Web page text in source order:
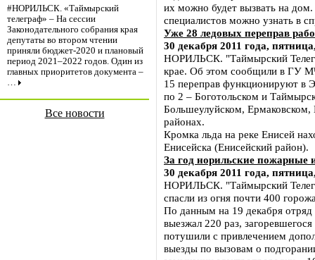
#НОРИЛЬСК. «Таймырский
телеграф» – На сессии
Законодательного собрания края
депутаты во втором чтении
приняли бюджет-2020 и плановый
период 2021–2022 годов. Один из
главных приоритетов документа –
…
Все новости
их можно будет вызвать на
специалистов можно узнать в
Уже 28 ледовых переправ
30 декабря 2011 года,
НОРИЛЬСК. "Таймырский
крае. Об этом сообщили в ГУ
15 переправ функционируют в
по 2 – Боготольском и
Большеулуйском,
районах.
Кромка льда на реке Енисей
Енисейска (Енисейский район).
За год норильские пожарные
30 декабря 2011 года,
НОРИЛЬСК. "Таймырский
спасли из огня почти 400
По данным на 19 декабря
выезжал 220 раз,
потушили с привлечением
выезды по вызовам о